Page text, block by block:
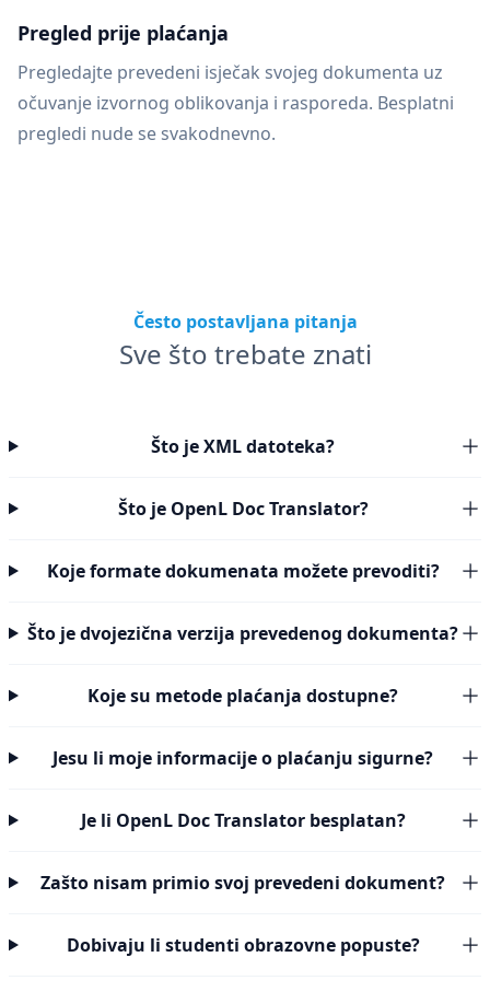
Pregled prije plaćanja
Pregledajte prevedeni isječak svojeg dokumenta uz
očuvanje izvornog oblikovanja i rasporeda. Besplatni
pregledi nude se svakodnevno.
Često postavljana pitanja
Sve što trebate znati
Što je XML datoteka?
Što je OpenL Doc Translator?
Koje formate dokumenata možete prevoditi?
Što je dvojezična verzija prevedenog dokumenta?
Koje su metode plaćanja dostupne?
Jesu li moje informacije o plaćanju sigurne?
Je li OpenL Doc Translator besplatan?
Zašto nisam primio svoj prevedeni dokument?
Dobivaju li studenti obrazovne popuste?